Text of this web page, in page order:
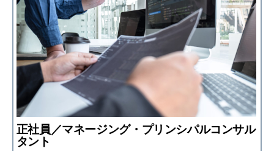
正社員／マネージング・プリンシパルコンサル
タント